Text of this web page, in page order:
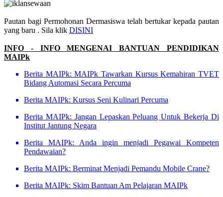
Pautan bagi Permohonan Dermasiswa telah bertukar kepada pautan
yang baru . Sila klik DISINI
INFO - INFO MENGENAI BANTUAN PENDIDIKAN
MAIPk
Berita MAIPk: MAIPk Tawarkan Kursus Kemahiran TVET
Bidang Automasi Secara Percuma
Berita MAIPk: Kursus Seni Kulinari Percuma
Berita MAIPk: Jangan Lepaskan Peluang Untuk Bekerja Di
Institut Jantung Negara
Berita MAIPk: Anda ingin menjadi Pegawai Kompeten
Pendawaian?
Berita MAIPk: Berminat Menjadi Pemandu Mobile Crane?
Berita MAIPk: Skim Bantuan Am Pelajaran MAIPk